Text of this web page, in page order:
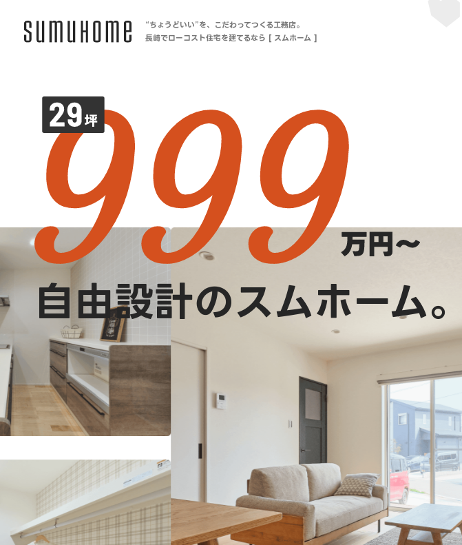
“ちょうどいい”を、こだわってつくる工務店。
長崎でローコスト住宅を建てるなら [ スムホーム ]
自由設計のスムホーム。